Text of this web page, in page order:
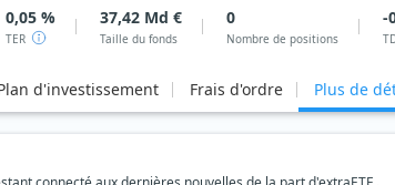
0,05 %
TER
37,42 Md €
Taille du fonds
0
Nombre de positions
-
d'investissement Frais d'ordre Plus de